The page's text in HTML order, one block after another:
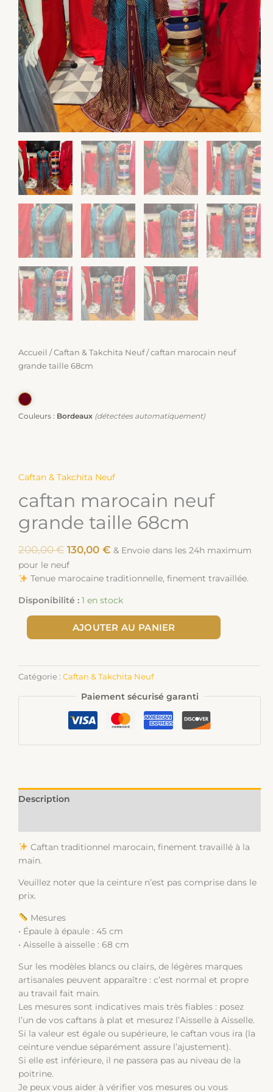
Accueil /Caftan & Takchita Neuf/ caftan marocain neuf
grande taille 68cm
Couleurs : Bordeaux (détectées automatiquement)
Caftan & Takchita Neuf
caftan marocain neuf
grande taille 68cm
200,00€ 130,00 € & Envoie dans les 24h maximum
pour le neuf
Tenue marocaine traditionnelle, finement travaillée.
Disponibilité : 1 en stock
AJOUTER AU PANIER
Catégorie : Caftan & Takchita Neuf
Paiement sécurisé garanti
Description
Caftan traditionnel marocain, finement travaillé à la
main.
Veuillez noter que la ceinture n’est pas comprise dans le
prix.
Mesures
• Épaule à épaule : 45 cm
• Aisselle à aisselle : 68 cm
Sur les modèles blancs ou clairs, de légères marques
artisanales peuvent apparaître : c’est normal et propre
au travail fait main.
Les mesures sont indicatives mais très fiables : posez
l’un de vos caftans à plat et mesurez l’Aisselle à Aisselle.
Si la valeur est égale ou supérieure, le caftan vous ira (la
ceinture vendue séparément assure l’ajustement).
Si elle est inférieure, il ne passera pas au niveau de la
poitrine.
Je peux vous aider à vérifier vos mesures ou vous